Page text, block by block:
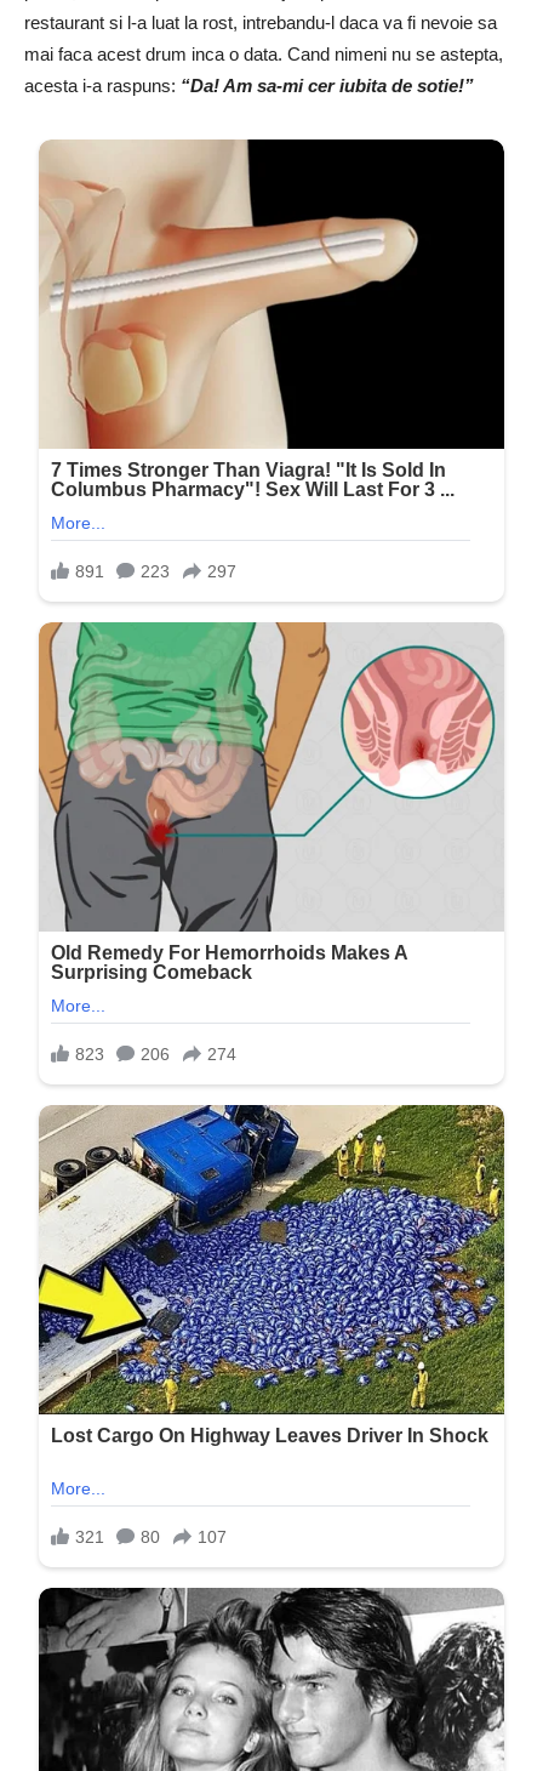
restaurant si l-a luat la rost, intrebandu-l daca va fi nevoie sa
mai faca acest drum inca o data. Cand nimeni nu se astepta,
acesta i-a raspuns: “Da! Am sa-mi cer iubita de sotie!”